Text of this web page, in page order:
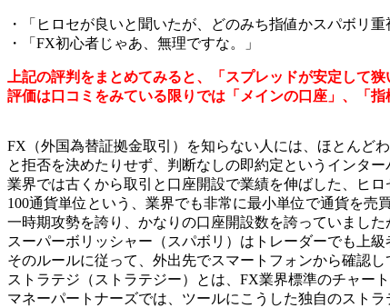
・「ヒロセが良いと聞いたが、どのみち指値かスパボリ重
・「FX初心者じゃあ、無理ですな。」
上記の評判をまとめてみると、「スプレッドが安定して狭
評価は口コミをみている限りでは「メインの口座」、「指
FX（外国為替証拠金取引）を知らない人には、ほとんど
と拒否を決めたりせず、判断なしの即約定というインタ
業界では古くから取引と口座開設で業績を伸ばした、ヒロ
100通貨単位という、業界でも非常に最小単位で通貨を売
一時期攻勢を誇り、かなりの口座開設数を誇っていまし
スーパーボリッシャー（スパボリ）はトレーダーでも上
そのルールに従って、外出先でスマートフォンから確認
ストラテジ（ストラテジー）とは、FX業界標準のチャー
マネーパートナーズでは、ツールにこうした独自のスト